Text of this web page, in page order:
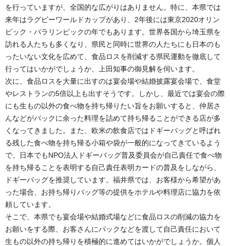
を行っていますが、全国的な広がりはありません。特に、本県では
来年はラグビーワールドカップがあり、2年後には東京2020オリン
ピック・パラリンピックの年でもあります。世界各国から埼玉県を
訪れる人たちも多くなり、県民と同時に世界の人たちにも日本のも
ったいない文化を広めて、食品ロスを削減する県民運動を徹底して
行ってはいかがでしょうか、上田知事の御見解を伺います。
次に、食品ロスを大量に出すのは宴会場や結婚披露宴会場で、食堂
やレストランの5倍以上も出すそうです。しかし、最近では宴会の際
にも生もの以外の食べ物を持ち帰りたい旨をお願いすると、仲居さ
んなどがパックに余った料理を詰めて持ち帰ることができる店が多
くなってきました。また、欧米の飲食店ではドギーバッグと呼ばれ
る残した食べ物を持ち帰る小箱や袋が一般的になってきているよう
で、日本でもNPO法人ドギーバッグ普及委員会が自己責任で食べ物
を持ち帰ることを表明する自己責任表明カードの普及をしながら、
ドギーバッグを推奨しています。福井県では、お客様から希望があ
った場合、お持ち帰りパッグ等の提供をホテルや料理店に協力を依
頼しています。
そこで、本県でも宴会場や結婚式場などに食品ロスの削減の協力を
お願いをする際、お客さんにパックなどを渡して自己責任において
生もの以外の持ち帰りを積極的に進めてはいかがでしょうか。個人